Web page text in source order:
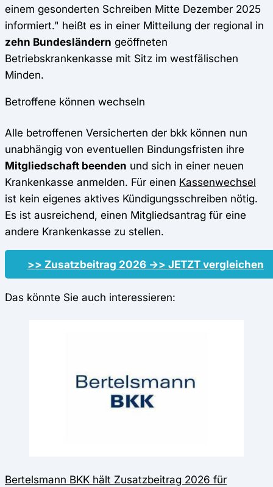
einem gesonderten Schreiben Mitte Dezember 2025
informiert." heißt es in einer Mitteilung der regional in
zehn Bundesländern geöffneten
Betriebskrankenkasse mit Sitz im westfälischen
Minden.
Betroffene können wechseln
Alle betroffenen Versicherten der bkk können nun
unabhängig von eventuellen Bindungsfristen ihre
Mitgliedschaft beenden und sich in einer neuen
Krankenkasse anmelden. Für einen Kassenwechsel
ist kein eigenes aktives Kündigungsschreiben nötig.
Es ist ausreichend, einen Mitgliedsantrag für eine
andere Krankenkasse zu stellen.
>> Zusatzbeitrag 2026 ->> JETZT vergleichen
Das könnte Sie auch interessieren:
Bertelsmann BKK hält Zusatzbeitrag 2026 für